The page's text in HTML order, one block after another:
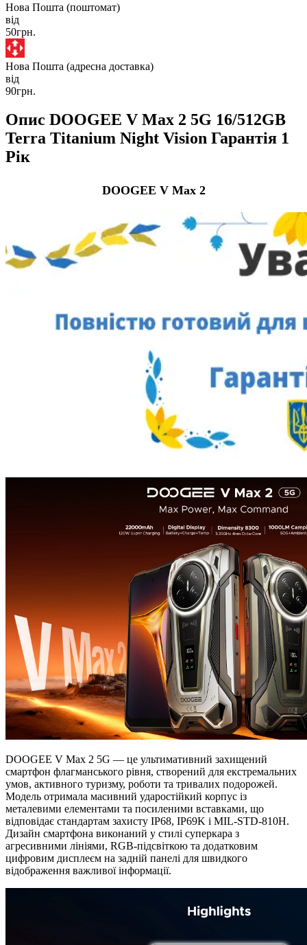
Нова Пошта (поштомат)
від
50грн.
Нова Пошта (адресна доставка)
від
90грн.
Опис DOOGEE V Max 2 5G 16/512GB
Terra Titanium Night Vision Гарантія 1
Рік
DOOGEE V Max 2
DOOGEE V Max 2 5G — це ультимативний захищений
смартфон флагманського рівня, створений для екстремальних
умов, активного туризму, роботи та тривалих подорожей.
Модель отримала масивний ударостійкий корпус із
металевими елементами та посиленими вставками, що
відповідає стандартам захисту IP68, IP69K і MIL-STD-810H.
Дизайн смартфона виконаний у стилі суперкара з
агресивними лініями, RGB-підсвіткою та додатковим
цифровим дисплеєм на задній панелі для швидкого
відображення важливої інформації.